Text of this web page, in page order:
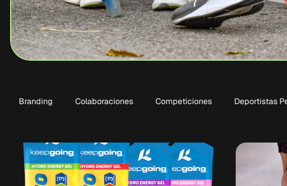
Branding Colaboraciones Competiciones Deportistas